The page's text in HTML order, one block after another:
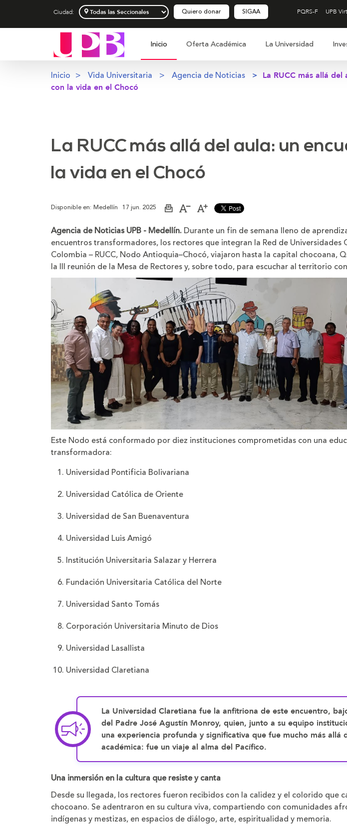
Ciudad: Quiero donar SIGAA PQRS-F UPB
Inicio Oferta Académica La Universidad
Inicio Vida Universitaria Agencia de Noticias
La RUCC más allá
con la vida en el Chocó
La RUCC más allá del aula: un
la vida en el Chocó
Disponible en: Medellín 17 jun. 2025
ImprimirAumentar
de
la
letra
Disminuir
de
la
letra
Agencia de Noticias UPB - Medellín. Durante un fin de semana lleno de
encuentros transformadores, los rectores que integran la Red de Universidades
Colombia – RUCC, Nodo Antioquia–Chocó, viajaron hasta la capital chocoana,
la III reunión de la Mesa de Rectores y, sobre todo, para escuchar al territorio
Este Nodo está conformado por diez instituciones comprometidas con una
transformadora:
Universidad Pontificia Bolivariana
Universidad Católica de Oriente
Universidad de San Buenaventura
Universidad Luis Amigó
Institución Universitaria Salazar y Herrera
Fundación Universitaria Católica del Norte
Universidad Santo Tomás
Corporación Universitaria Minuto de Dios
Universidad Lasallista
Universidad Claretiana
La Universidad Claretiana fue la anfitriona de este encuentro,
del Padre José Agustín Monroy, quien, junto a su equipo
una experiencia profunda y significativa que fue mucho más allá
académica: fue un viaje al alma del Pacífico.
Una inmersión en la cultura que resiste y canta
Desde su llegada, los rectores fueron recibidos con la calidez y el colorido que
chocoano. Se adentraron en su cultura viva, compartiendo con comunidades
indígenas y mestizas, en espacios de diálogo, arte, espiritualidad y memoria.